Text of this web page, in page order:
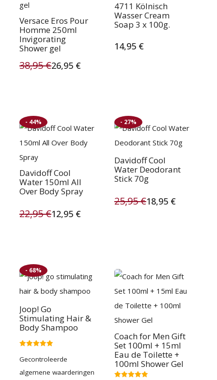
Versace Eros Pour
Homme 250ml
Invigorating
Shower gel
38,95€
Oorspronkelijke
38,95 €.
26,95 €
Huidige
26,95 €.
4711 Kölnisch
Wasser Cream
Soap 3 x 100g.
14,95 €
- 44%
Davidoff Cool
Water 150ml All
Over Body Spray
22,95€
Oorspronkelijke
22,95 €.
12,95 €
Huidige
12,95 €.
- 27%
Davidoff Cool
Water Deodorant
Stick 70g
25,95€
Oorspronkelijke
18,95 €
Huidige
- 68%
Joop! Go
Stimulating Hair &
Body Shampoo
5.00
uit 5
Gecontroleerde
algemene waarderingen
Coach for Men Gift
Set 100ml + 15ml
Eau de Toilette +
100ml Shower Gel